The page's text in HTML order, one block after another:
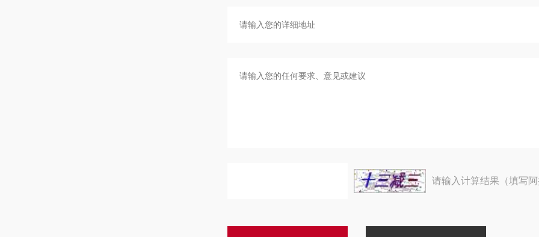
请输入计算结果（填写